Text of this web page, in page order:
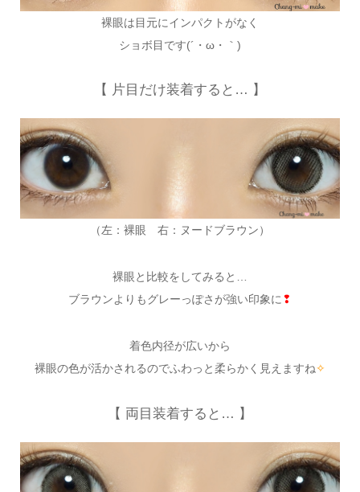
裸眼は目元にインパクトがなく
ショボ目です(´・ω・｀)
【 片目だけ装着すると… 】
（左：裸眼 右：ヌードブラウン）
裸眼と比較をしてみると…
ブラウンよりもグレーっぽさが強い印象に ❢
着色内径が広いから
裸眼の色が活かされるのでふわっと柔らかく見えますね✧
【 両目装着すると… 】